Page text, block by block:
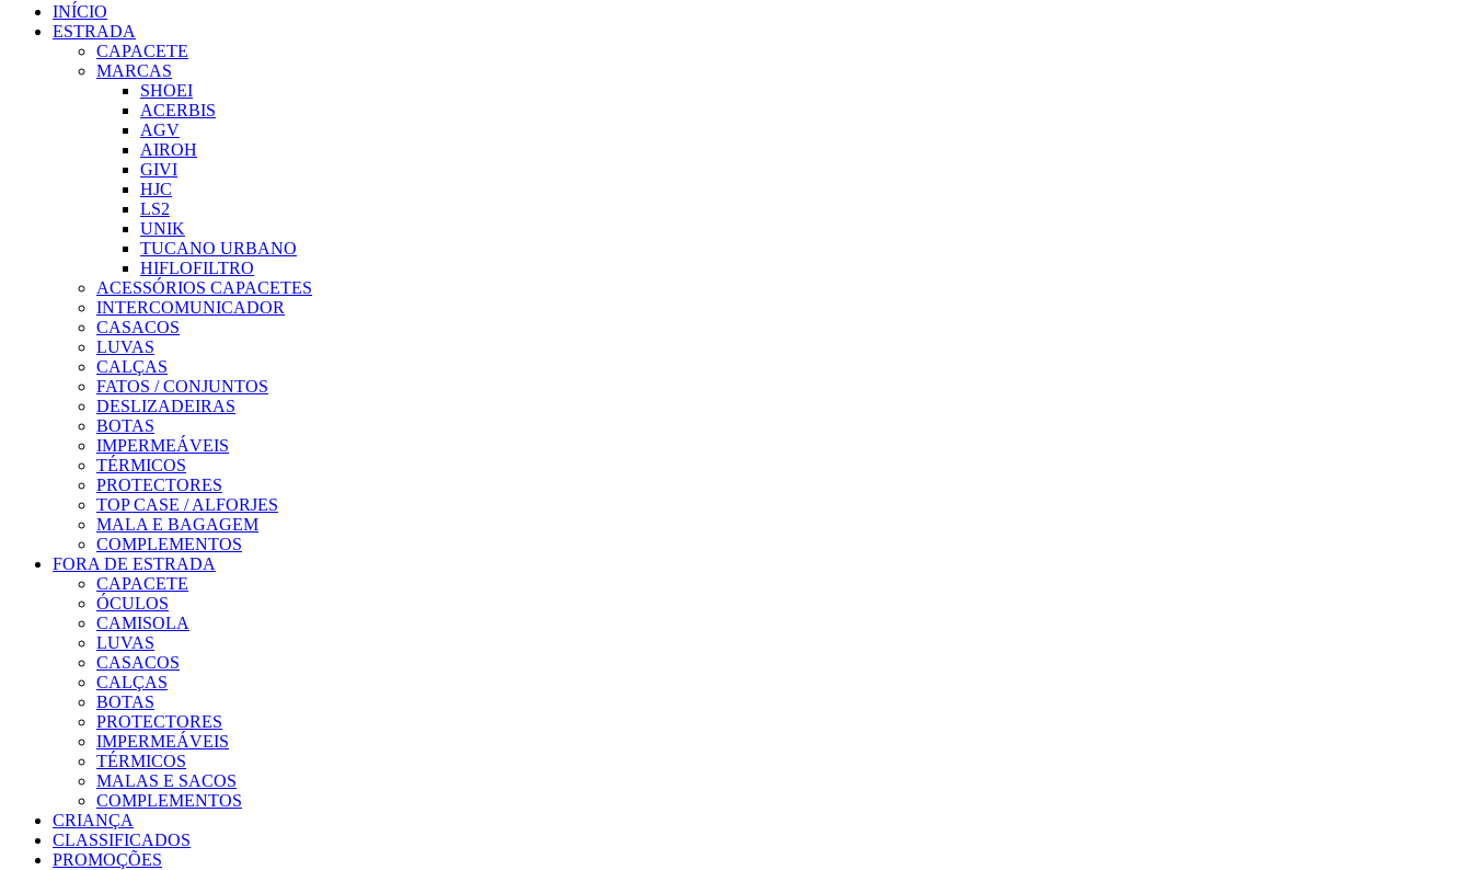
INÍCIO
ESTRADA
CAPACETE
MARCAS
SHOEI
ACERBIS
AGV
AIROH
GIVI
HJC
LS2
UNIK
TUCANO URBANO
HIFLOFILTRO
ACESSÓRIOS CAPACETES
INTERCOMUNICADOR
CASACOS
LUVAS
CALÇAS
FATOS / CONJUNTOS
DESLIZADEIRAS
BOTAS
IMPERMEÁVEIS
TÉRMICOS
PROTECTORES
TOP CASE / ALFORJES
MALA E BAGAGEM
COMPLEMENTOS
FORA DE ESTRADA
CAPACETE
ÓCULOS
CAMISOLA
LUVAS
CASACOS
CALÇAS
BOTAS
PROTECTORES
IMPERMEÁVEIS
TÉRMICOS
MALAS E SACOS
COMPLEMENTOS
CRIANÇA
CLASSIFICADOS
PROMOÇÕES